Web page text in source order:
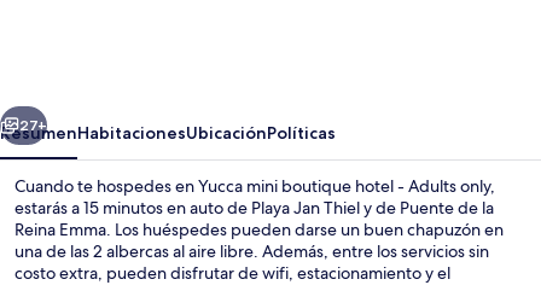
-
Adults
only
Siguiente
27+
ResumenHabitacionesUbicaciónPolíticas
Cuando te hospedes en Yucca mini boutique hotel - Adults only,
estarás a 15 minutos en auto de Playa Jan Thiel y de Puente de la
Reina Emma. Los huéspedes pueden darse un buen chapuzón en
una de las 2 albercas al aire libre. Además, entre los servicios sin
costo extra, pueden disfrutar de wifi, estacionamiento y el